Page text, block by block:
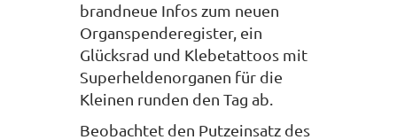
brandneue Infos zum neuen
Organspenderegister, ein
Glücksrad und Klebetattoos mit
Superheldenorganen für die
Kleinen runden den Tag ab.
Beobachtet den Putzeinsatz des